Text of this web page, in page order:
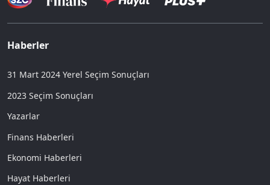
Haberler
31 Mart 2024 Yerel Seçim Sonuçları
2023 Seçim Sonuçları
Yazarlar
Finans Haberleri
Ekonomi Haberleri
Hayat Haberleri